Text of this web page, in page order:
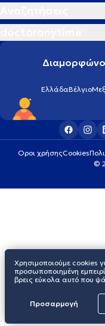
ΕλλάδαΒέλγιο
Οροι χρήσηςCookies
©
Χρησιμοποιούμε cookies
προσωποποιημένη
βρεις εύκολα αυτό που
Προσαρμογή